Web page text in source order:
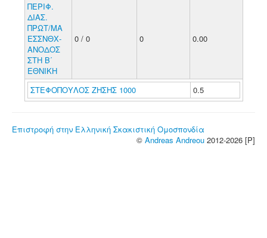
ΠΕΡΙΦ.
ΔΙΑΣ.
ΠΡΩΤ/ΜΑ
ΕΣΣΝΘΧ-
ΑΝΟΔΟΣ
ΣΤΗ Β΄
ΕΘΝΙΚΗ
0 / 0 0 0.00
ΣΤΕΦΟΠΟΥΛΟΣ ΖΗΣΗΣ 1000 0.5
Επιστροφή στην Ελληνική Σκακιστική Ομοσπονδία
© Andreas Andreou 2012-2026 [P]